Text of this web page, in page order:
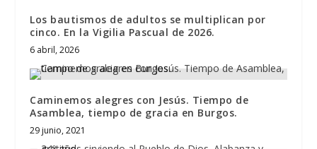
Los bautismos de adultos se multiplican por
cinco. En la Vigilia Pascual de 2026.
6 abril, 2026
Caminemos alegres con Jesús. Tiempo de
Asamblea, tiempo de gracia en Burgos.
29 junio, 2021